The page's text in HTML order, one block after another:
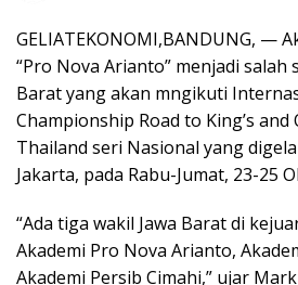
GELIATEKONOMI,BANDUNG, —
“Pro Nova Arianto” menjadi salah
Barat yang akan mngikuti
Championship Road to King’s and
Thailand seri Nasional yang
Jakarta, pada Rabu-Jumat, 23-25
“Ada tiga wakil Jawa Barat di
Akademi Pro Nova Arianto,
Akademi Persib Cimahi,” ujar